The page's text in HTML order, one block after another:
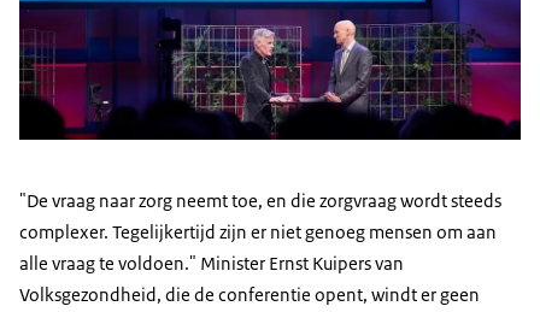
"De vraag naar zorg neemt toe, en die zorgvraag wordt steeds
complexer. Tegelijkertijd zijn er niet genoeg mensen om aan
alle vraag te voldoen." Minister Ernst Kuipers van
Volksgezondheid, die de conferentie opent, windt er geen